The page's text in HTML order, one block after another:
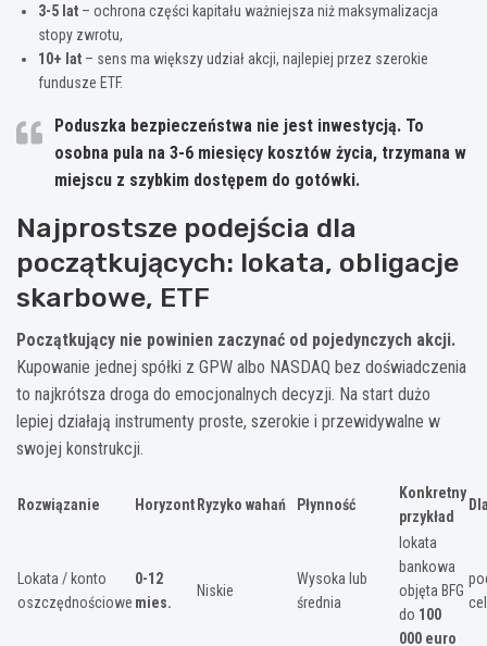
3-5 lat – ochrona części kapitału ważniejsza niż maksymalizacja
stopy zwrotu,
10+ lat – sens ma większy udział akcji, najlepiej przez szerokie
fundusze ETF.
Poduszka bezpieczeństwa nie jest inwestycją. To
osobna pula na 3-6 miesięcy kosztów życia, trzymana w
miejscu z szybkim dostępem do gotówki.
Najprostsze podejścia dla
początkujących: lokata, obligacje
skarbowe, ETF
Początkujący nie powinien zaczynać od pojedynczych akcji.
Kupowanie jednej spółki z GPW albo NASDAQ bez doświadczenia
to najkrótsza droga do emocjonalnych decyzji. Na start dużo
lepiej działają instrumenty proste, szerokie i przewidywalne w
swojej konstrukcji.
Rozwiązanie Horyzont Ryzyko wahań Płynność
Konkretny
przykład
Lokata / konto
oszczędnościowe
0-12
mies.
Niskie
Wysoka lub
średnia
lokata
bankowa
objęta BFG
do 100
000 euro
cel